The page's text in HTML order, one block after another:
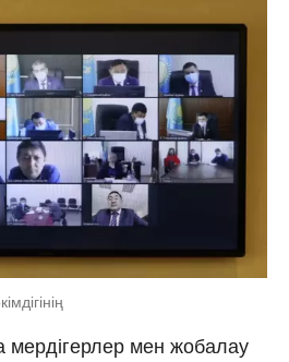
мердігерлер мен жобалау